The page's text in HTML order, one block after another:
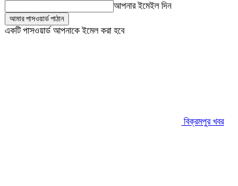
আপনার ইমেইল দিন
একটি পাসওয়ার্ড আপনাকে ইমেল করা হবে
বিক্রমপুর খবর